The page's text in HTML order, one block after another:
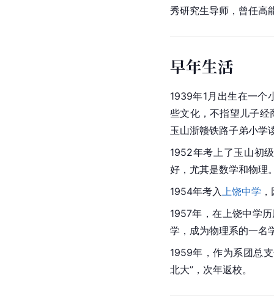
秀研究生导师，曾任高
早年生活
1939年1月出生在一个
些文化，不指望儿子经
玉山浙赣铁路子弟小学
1952年考上了玉山初
好，尤其是数学和物理
1954年考入 上饶中学
1957年，在上饶中学
学，成为物理系的一名
1959年，作为系团总
北大”，次年返校。